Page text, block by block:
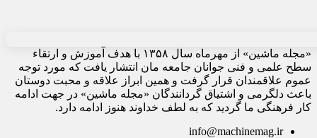
«مجله ماشین» از مهرماه سال ۱۳۵۸ با هدف آموزش و ارتقاء
سطح علمی و فنی جوانان جامعه مان انتشار یافت که مورد توجه
عموم علاقمندان قرار گرفت و همین ابراز علاقه و محبت دوستان
باعث دلگرمی و اشتیاق گردانندگان «مجله ماشین» در جهت ادامه
کار فرهنگی ما گردید که به لطف خداوند هنوز ادامه دارد.
info@machinemag.ir